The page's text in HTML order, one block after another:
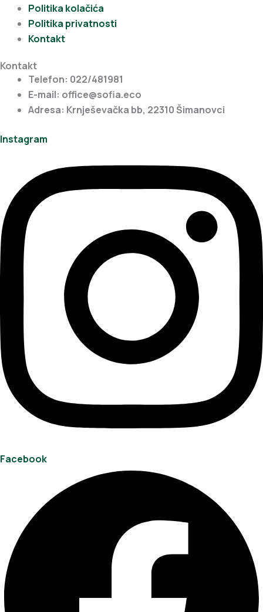
Politika kolačića
Politika privatnosti
Kontakt
Kontakt
Telefon: 022/481981
E-mail: office@sofia.eco
Adresa: Krnješevačka bb, 22310 Šimanovci
Instagram
Facebook